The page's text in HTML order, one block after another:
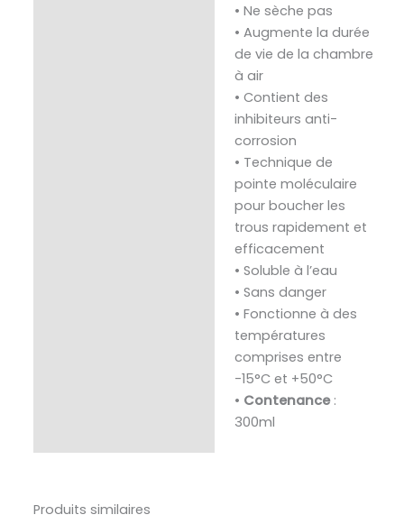
• Ne sèche pas
• Augmente la durée
de vie de la chambre
à air
• Contient des
inhibiteurs anti-
corrosion
• Technique de
pointe moléculaire
pour boucher les
trous rapidement et
efficacement
• Soluble à l’eau
• Sans danger
• Fonctionne à des
températures
comprises entre
-15°C et +50°C
• Contenance:
300ml
Produits similaires